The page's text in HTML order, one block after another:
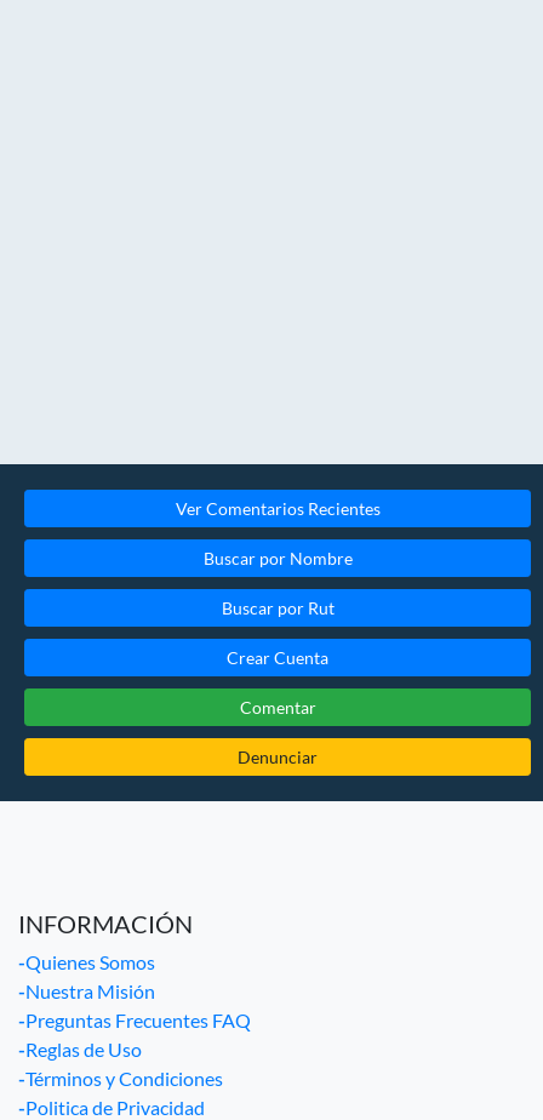
Ver Comentarios Recientes
Buscar por Nombre
Buscar por Rut
Crear Cuenta
Comentar
Denunciar
INFORMACIÓN
-Quienes Somos
-Nuestra Misión
-Preguntas Frecuentes FAQ
-Reglas de Uso
-Términos y Condiciones
-Politica de Privacidad